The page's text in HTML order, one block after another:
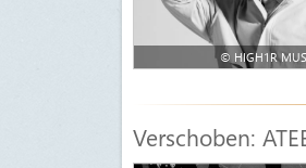
© HIGH1R
Verschoben: